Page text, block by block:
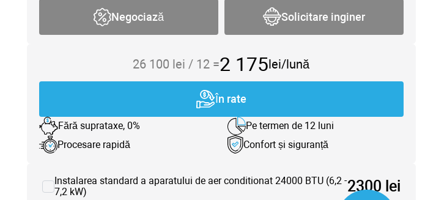
Negociază Solicitare inginer
26 100 lei / 12 =2 175lei/lună
În rate
Fără suprataxe, 0%
Pe termen de 12 luni
Procesare rapidă
Confort și siguranță
Instalarea standard a aparatului de aer conditionat 24000 BTU (6,2 -
7,2 kW)
2300 lei